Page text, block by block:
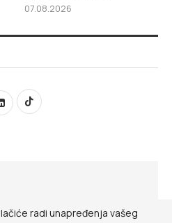
07.08.2026
radi unapređenja vašeg